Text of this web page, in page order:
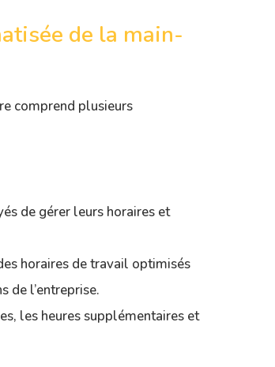
de la main-
comprend plusieurs
de gérer leurs horaires et
horaires de travail optimisés
de l’entreprise.
les heures supplémentaires et